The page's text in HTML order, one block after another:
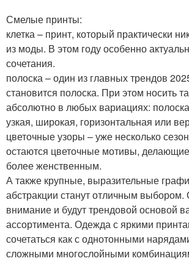
Смелые принты:
клетка – принт, который практически
из моды. В этом году особенно
сочетания.
полоска – один из главных трендов
становится полоска. При этом носить
абсолютно в любых вариациях:
узкая, широкая, горизонтальная или
цветочные узоры – уже несколько
остаются цветочные мотивы,
более женственным.
А также крупные, выразительные
абстракции станут отличным
внимание и будут трендовой основой
ассортимента. Одежда с яркими
сочетаться как с однотонными
сложными многослойными